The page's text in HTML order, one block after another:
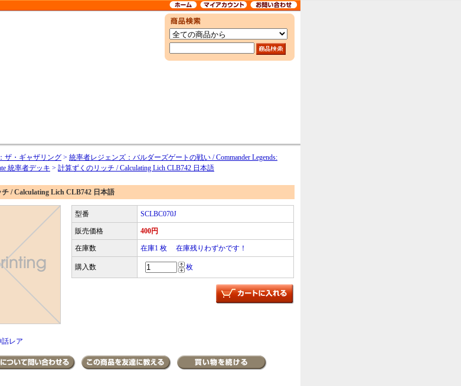
ザ・ギャザリング > 統率者レジェンズ：バルダーズゲートの戦い / Commander Legends:
統率者デッキ > 計算ずくのリッチ / Calculating Lich CLB742 日本語
/ Calculating Lich CLB742 日本語
型番 SCLBC070J
販売価格 400円
在庫数 在庫1 枚 在庫残りわずかです！
購入数 枚
レア